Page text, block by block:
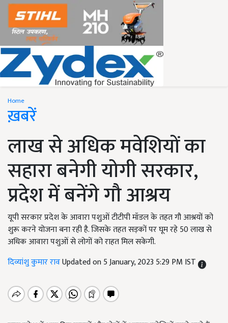
Home
ख़बरें
लाख से अधिक मवेशियों का
सहारा बनेगी योगी सरकार,
प्रदेश में बनेंगे गौ आश्रय
यूपी सरकार प्रदेश के आवारा पशुओं टीटीपी मॉडल के तहत गौ आश्रयों को
शुरू करने योजना बना रही है. जिसके तहत सड़कों पर घूम रहे 50 लाख से
अधिक आवारा पशुओं से लोगों को राहत मिल सकेगी.
दिव्यांशु कुमार रावUpdated on 5 January, 2023 5:29 PM IST